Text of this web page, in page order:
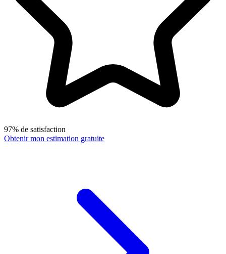
97% de satisfaction
Obtenir mon estimation gratuite